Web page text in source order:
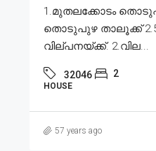
1.മുതലക്കോടം
തൊടുപുഴ താലൂക്ക് 2.5
വില്പനയ്ക്ക്. 2.വില...
32046 2
HOUSE
57 years ago